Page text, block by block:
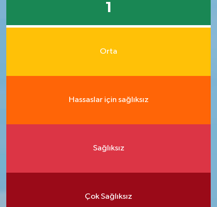
1
Orta
Hassaslar için sağlıksız
Sağlıksız
Çok Sağlıksız